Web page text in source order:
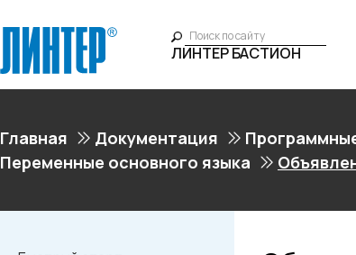
ЛИНТЕР БАСТИОН
Главная Документация
Переменные основного языка